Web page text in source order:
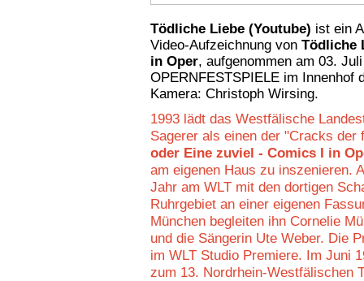
Tödliche Liebe (Youtube) ist ein
Video-Aufzeichnung von Tödliche
in Oper, aufgenommen am 03.
OPERNFESTSPIELE im Innenhof
Kamera: Christoph Wirsing.
1993 lädt das Westfälische
Sagerer als einen der "Cracks
oder Eine zuviel - Comics I in
am eigenen Haus zu inszenieren.
Jahr am WLT mit den dortigen
Ruhrgebiet an einer eigenen
München begleiten ihn Cornelie
und die Sängerin Ute Weber. Die
im WLT Studio Premiere. Im Juni
zum 13. Nordrhein-Westfälischen